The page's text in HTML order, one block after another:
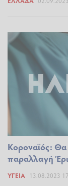
Κοροναϊός: Θα
παραλλαγή
ΥΓΕΊΑ 13.08.2023